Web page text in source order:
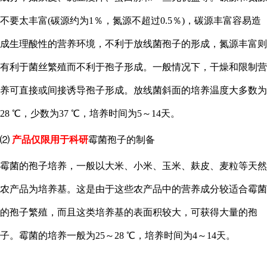
不要太丰富(碳源约为1％，氮源不超过0.5％)，碳源丰富容易造
成生理酸性的营养环境，不利于放线菌孢子的形成，氮源丰富则
有利于菌丝繁殖而不利于孢子形成。一般情况下，干燥和限制营
养可直接或间接诱导孢子形成。放线菌斜面的培养温度大多数为
28 ℃，少数为37 ℃，培养时间为5～14天。
⑵ 产品仅限用于科研霉菌孢子的制备
霉菌的孢子培养，一般以大米、小米、玉米、麸皮、麦粒等天然
农产品为培养基。这是由于这些农产品中的营养成分较适合霉菌
的孢子繁殖，而且这类培养基的表面积较大，可获得大量的孢
子。霉菌的培养一般为25～28 ℃，培养时间为4～14天。